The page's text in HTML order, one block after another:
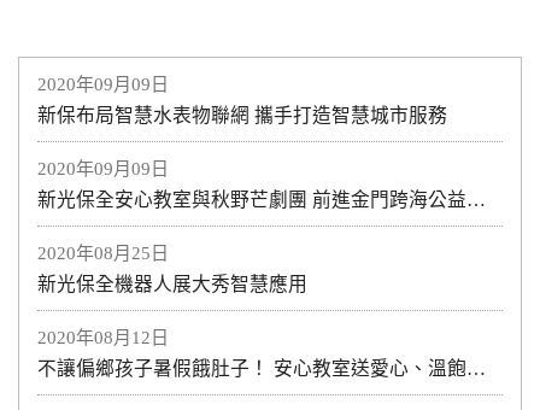
2020年09月09日
新保布局智慧水表物聯網 攜手打造智慧城市服務
2020年09月09日
新光保全安心教室與秋野芒劇團 前進金門跨海公益演出
2020年08月25日
新光保全機器人展大秀智慧應用
2020年08月12日
不讓偏鄉孩子暑假餓肚子！ 安心教室送愛心、溫飽到偏鄉